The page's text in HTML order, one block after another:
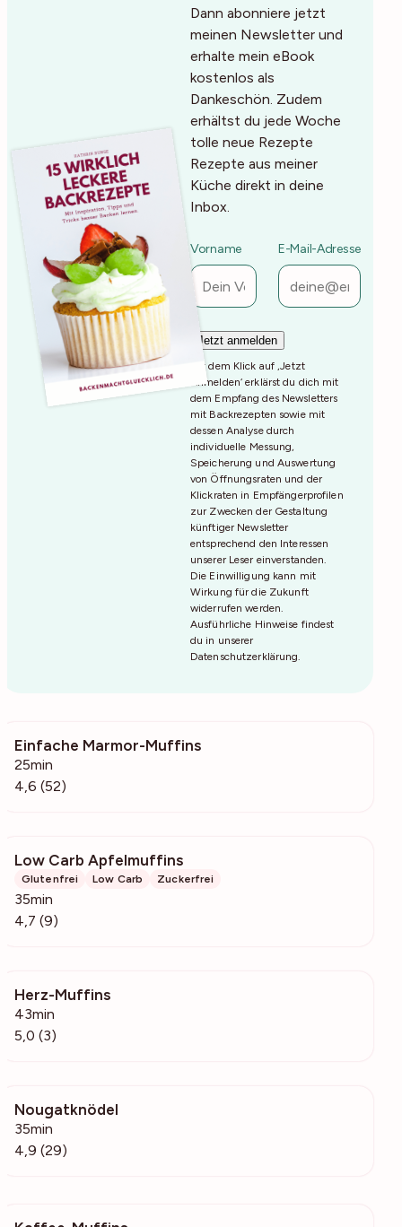
Dann abonniere jetzt
meinen Newsletter und
erhalte mein eBook
kostenlos als
Dankeschön. Zudem
erhältst du jede Woche
tolle neue Rezepte
Rezepte aus meiner
Küche direkt in deine
Inbox.
Vorname E-Mail-Adresse
Mit dem Klick auf ‚Jetzt
Anmelden‘ erklärst du dich mit
dem Empfang des Newsletters
mit Backrezepten sowie mit
dessen Analyse durch
individuelle Messung,
Speicherung und Auswertung
von Öffnungsraten und der
Klickraten in Empfängerprofilen
zur Zwecken der Gestaltung
künftiger Newsletter
entsprechend den Interessen
unserer Leser einverstanden.
Die Einwilligung kann mit
Wirkung für die Zukunft
widerrufen werden.
Ausführliche Hinweise findest
du in unserer
Datenschutzerklärung.
Einfache Marmor-Muffins
25min
4,6 (52)
Low Carb Apfelmuffins
Glutenfrei Low Carb Zuckerfrei
35min
4,7 (9)
Herz-Muffins
43min
5,0 (3)
Nougatknödel
35min
4,9 (29)